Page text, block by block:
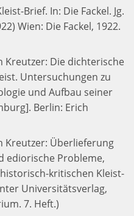
Brief. In: Die Fackel. Jg.
Wien: Die Fackel, 1922.
Kreutzer: Die dichterische
Untersuchungen zu
und Aufbau seiner
Berlin: Erich
Kreutzer: Überlieferung
ediorische Probleme,
kritischen Kleist-
Universitätsverlag,
7. Heft.)